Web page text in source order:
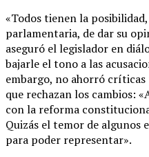
«Todos tienen la
parlamentaria, de dar su
aseguró el legislador en
bajarle el tono a las
embargo, no ahorró
que rechazan los cambios:
con la reforma
Quizás el temor de algunos
para poder representar».